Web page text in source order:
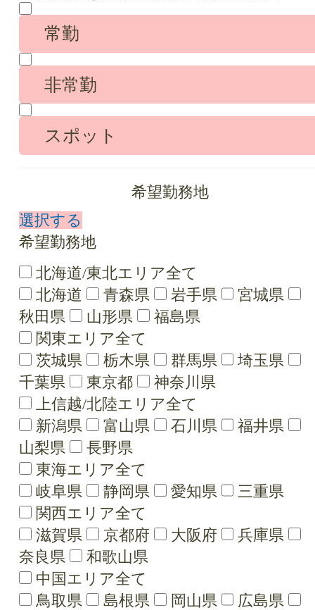
常勤
非常勤
スポット
希望勤務地
選択する
希望勤務地
北海道/東北エリア全て
北海道
青森県 岩手県
宮城県
秋田県
山形県
福島県
関東エリア全て
茨城県
栃木県 群馬県
埼玉県
千葉県
東京都
神奈川県
上信越/北陸エリア全て
新潟県
富山県 石川県
福井県
山梨県
長野県
東海エリア全て
岐阜県
静岡県 愛知県
三重県
関西エリア全て
滋賀県
京都府 大阪府
兵庫県
奈良県
和歌山県
中国エリア全て
鳥取県
島根県 岡山県
広島県